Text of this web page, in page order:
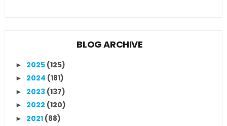
BLOG ARCHIVE
► 2025 (125)
► 2024 (181)
► 2023 (137)
► 2022 (120)
► 2021 (88)